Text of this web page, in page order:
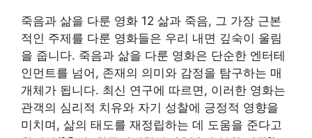
죽음과 삶을 다룬 영화 12 삶과 죽음, 그 가장 근본
적인 주제를 다룬 영화들은 우리 내면 깊숙이 울림
을 줍니다. 죽음과 삶을 다룬 영화은 단순한 엔터테
인먼트를 넘어, 존재의 의미와 감정을 탐구하는 매
개체가 됩니다. 최신 연구에 따르면, 이러한 영화는
관객의 심리적 치유와 자기 성찰에 긍정적 영향을
미치며, 삶의 태도를 재정립하는 데 도움을 준다고